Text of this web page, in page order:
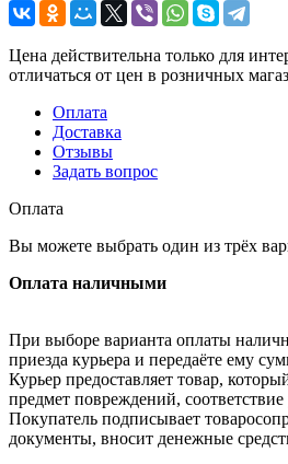
Цена действительна только для
отличаться от цен в розничных
Оплата
Доставка
Отзывы
Задать вопрос
Оплата
Вы можете выбрать один из трёх
Оплата наличными
При выборе варианта оплаты
приезда курьера и передаёте ему
Курьер предоставляет товар,
предмет повреждений,
Покупатель подписывает
документы, вносит денежные